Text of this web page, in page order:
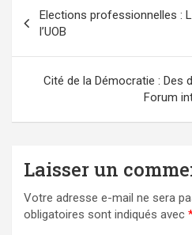
de
l’article
Elections professionnelles :
l’UOB
Cité de la Démocratie : Des
Forum
Laisser un
Votre adresse e-mail ne sera
obligatoires sont indiqués avec